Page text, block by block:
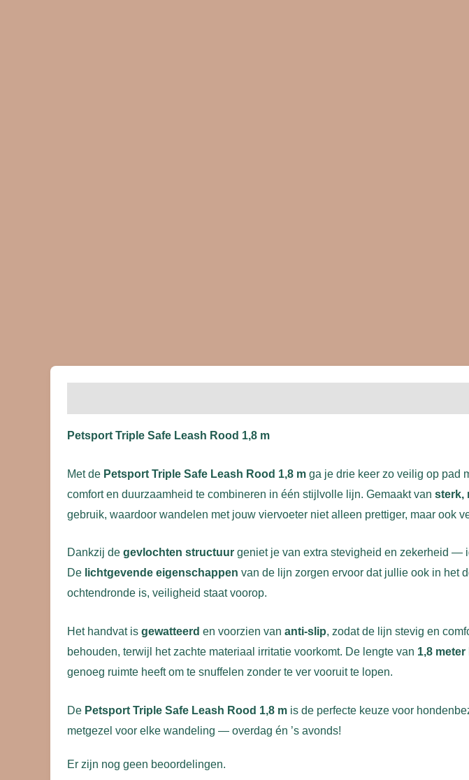
Petsport Triple Safe Leash Rood 1,8 m
Met de Petsport Triple Safe Leash Rood 1,8 m ga je drie keer zo veilig op pad
comfort en duurzaamheid te combineren in één stijlvolle lijn. Gemaakt van sterk,
gebruik, waardoor wandelen met jouw viervoeter niet alleen prettiger, maar ook
Dankzij de gevlochten structuur geniet je van extra stevigheid en zekerheid —
De lichtgevende eigenschappen van de lijn zorgen ervoor dat jullie ook in het
ochtendronde is, veiligheid staat voorop.
Het handvat is gewatteerd en voorzien van anti-slip, zodat de lijn stevig en
behouden, terwijl het zachte materiaal irritatie voorkomt. De lengte van 1,8 meter
genoeg ruimte heeft om te snuffelen zonder te ver vooruit te lopen.
De Petsport Triple Safe Leash Rood 1,8 m is de perfecte keuze voor
metgezel voor elke wandeling — overdag én ’s avonds!
Er zijn nog geen beoordelingen.